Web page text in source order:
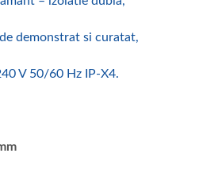
demonstrat si curatat,
V 50/60 Hz IP-X4.